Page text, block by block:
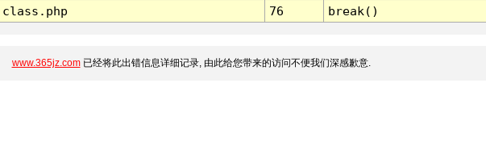
76 break()
www.365jz.com已经将此出错信息详细记录, 由此给您带来的访问不便我们深感歉意.